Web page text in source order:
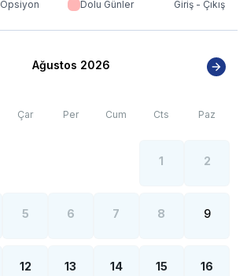
Opsiyon Dolu Günler Giriş - Çıkış
Ağustos 2026
Çar Per Cum Cts Paz
1 2
5 6 7 8 9
12 13 14 15 16